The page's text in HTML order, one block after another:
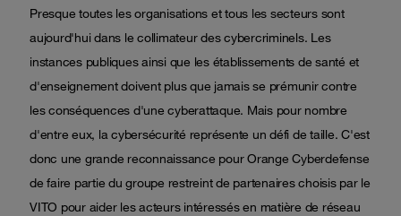
Presque toutes les organisations et tous les secteurs sont
aujourd'hui dans le collimateur des cybercriminels. Les
instances publiques ainsi que les établissements de santé et
d'enseignement doivent plus que jamais se prémunir contre
les conséquences d'une cyberattaque. Mais pour nombre
d'entre eux, la cybersécurité représente un défi de taille. C'est
donc une grande reconnaissance pour Orange Cyberdefense
de faire partie du groupe restreint de partenaires choisis par le
VITO pour aider les acteurs intéressés en matière de réseau